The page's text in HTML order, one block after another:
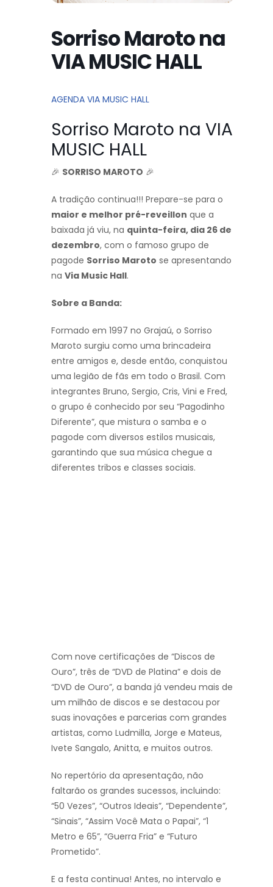
Sorriso Maroto na
VIA MUSIC HALL
AGENDA VIA MUSIC HALL
Sorriso Maroto na VIA
MUSIC HALL
🎉 SORRISO MAROTO 🎉
A tradição continua!!! Prepare-se para o
maior e melhor pré-reveillon que a
baixada já viu, na quinta-feira, dia 26 de
dezembro, com o famoso grupo de
pagode Sorriso Maroto se apresentando
na Via Music Hall.
Sobre a Banda:
Formado em 1997 no Grajaú, o Sorriso
Maroto surgiu como uma brincadeira
entre amigos e, desde então, conquistou
uma legião de fãs em todo o Brasil. Com
integrantes Bruno, Sergio, Cris, Vini e Fred,
o grupo é conhecido por seu “Pagodinho
Diferente”, que mistura o samba e o
pagode com diversos estilos musicais,
garantindo que sua música chegue a
diferentes tribos e classes sociais.
Com nove certificações de “Discos de
Ouro”, três de “DVD de Platina” e dois de
“DVD de Ouro”, a banda já vendeu mais de
um milhão de discos e se destacou por
suas inovações e parcerias com grandes
artistas, como Ludmilla, Jorge e Mateus,
Ivete Sangalo, Anitta, e muitos outros.
No repertório da apresentação, não
faltarão os grandes sucessos, incluindo:
“50 Vezes”, “Outros Ideais”, “Dependente”,
“Sinais”, “Assim Você Mata o Papai”, “1
Metro e 65”, “Guerra Fria” e “Futuro
Prometido”.
E a festa continua! Antes, no intervalo e